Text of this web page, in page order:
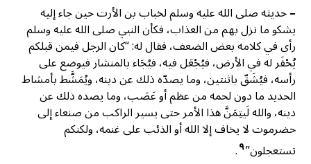
–حديثه صلى الله عليه وسلم لخباب بن الأرت حين جاء إليه
يشكو ما نزل بهم من العذاب، فكأن النبي صلى الله عليه وسلم
رأى في كلامه بعض الضعف، فقال له: “كان الرجل فيمن قبلكم
يُحْفَر له في الأرض، فيُجْعَل فيه، فيُجَاء بالمنشار فيوضع على
رأسه، فيُشَقّ باثنتين، وما يصدّه ذلك عن دينه، ويُمَشَّط بأمشاط
الحديد ما دون لحمه من عظم أو عَصَب، وما يصده ذلك عن
دينه، والله لَيتِمَنَّ هذا الأمر حتى يسير الراكب من صنعاء إلى
حضرموت لا يخاف إلا الله أو الذئب على غنمه، ولكنكم
تستعجلون”٩.